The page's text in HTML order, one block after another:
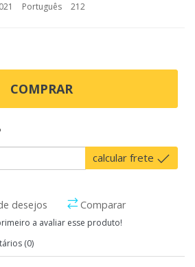
Português 212
COMPRAR
calcular frete
desejos Comparar
a avaliar esse produto!
(0)